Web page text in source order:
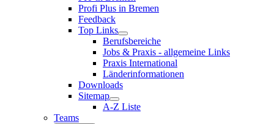
Profi Plus in Bremen
Feedback
Top Links
Berufsbereiche
Jobs & Praxis - allgemeine Links
Praxis International
Länderinformationen
Downloads
Sitemap
A-Z Liste
Teams